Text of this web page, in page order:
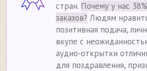
стран. Почему у нас
заказов? Людям
позитивная подача,
вкупе с
аудио-открытки
для поздравления,